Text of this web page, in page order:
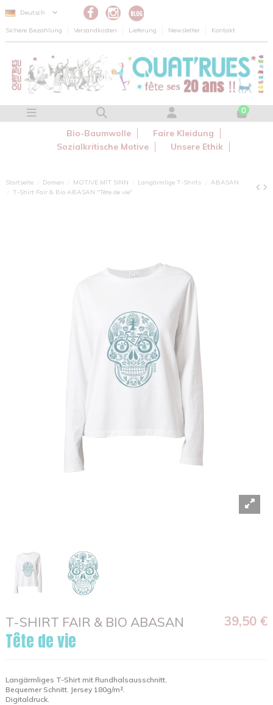
Deutsch
Sichere Bezahlung Versandkosten Lieferung Newsletter Kontakt
0
Bio-Baumwolle
Faire Kleidung
Sozialkritische Motive
Unsere Ethik
Startseite Damen MOTIVE MIT SINN Langärmlige T-Shirts
ABASAN
T-Shirt Fair & Bio ABASAN "Tête de vie"
T-SHIRT FAIR & BIO ABASAN 39,50 €
Tête de vie
Langärmliges T-Shirt mit Rundhalsausschnitt.
Bequemer Schnitt. Jersey 180g/m².
Digitaldruck.